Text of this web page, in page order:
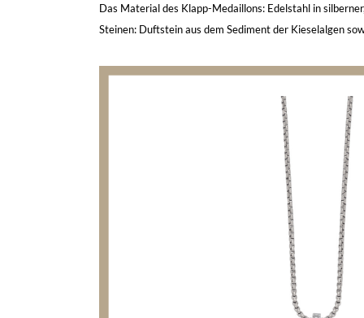
Das Material des Klapp-Medaillons: Edelstahl in
Steinen: Duftstein aus dem Sediment der Kieselalgen